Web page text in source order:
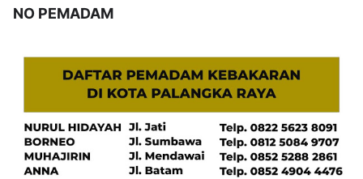
NO PEMADAM